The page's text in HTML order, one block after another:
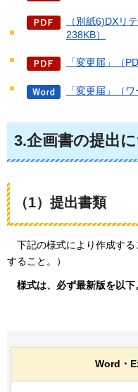
（別紙6)DXリ
238KB）
「変更届」（
「変更届」（ワ
3.企画書の提出
（1）提出書類
下記の様式により作成す
すること。）
様式は、必ず最新版を以下
Word・